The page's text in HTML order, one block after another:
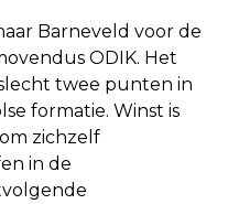
Barneveld voor de
ODIK. Het
twee punten in
formatie. Winst is
zichzelf
in de